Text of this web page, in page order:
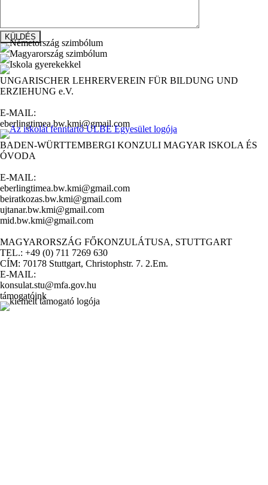
UNGARISCHER LEHRERVEREIN FÜR BILDUNG UND
ERZIEHUNG e.V.
E-MAIL:
eberlingtimea.bw.kmi@gmail.com
BADEN-WÜRTTEMBERGI KONZULI MAGYAR ISKOLA ÉS
ÓVODA
E-MAIL:
eberlingtimea.bw.kmi@gmail.com
beiratkozas.bw.kmi@gmail.com
ujtanar.bw.kmi@gmail.com
mid.bw.kmi@gmail.com
MAGYARORSZÁG FŐKONZULÁTUSA, STUTTGART
TEL.: +49 (0) 711 7269 630
CÍM: 70178 Stuttgart, Christophstr. 7. 2.Em.
E-MAIL:
konsulat.stu@mfa.gov.hu
támogatóink